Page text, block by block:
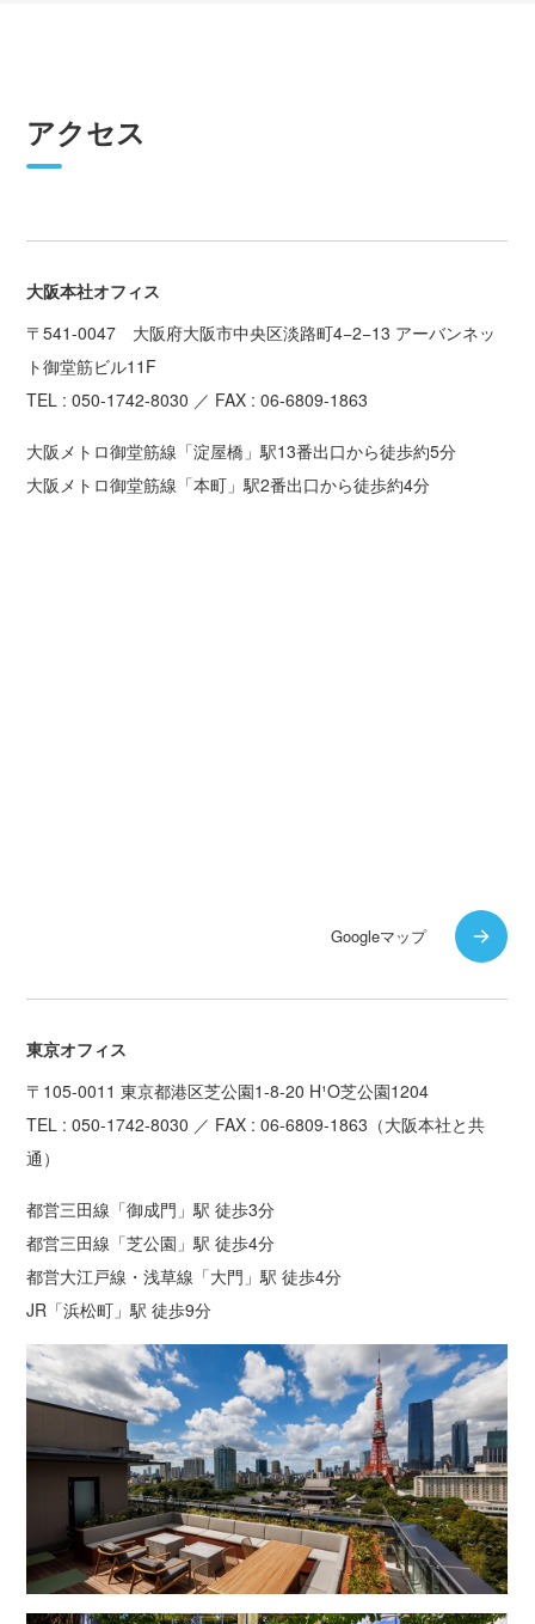
アクセス
大阪本社オフィス
〒541-0047 大阪府大阪市中央区淡路町4−2−13 アーバンネッ
ト御堂筋ビル11F
TEL : 050-1742-8030 ／ FAX : 06-6809-1863
大阪メトロ御堂筋線「淀屋橋」駅13番出口から徒歩約5分
大阪メトロ御堂筋線「本町」駅2番出口から徒歩約4分
Googleマップ
東京オフィス
〒105-0011 東京都港区芝公園1-8-20 H¹O芝公園1204
TEL : 050-1742-8030 ／ FAX : 06-6809-1863（大阪本社と共
通）
都営三田線「御成門」駅 徒歩3分
都営三田線「芝公園」駅 徒歩4分
都営大江戸線・浅草線「大門」駅 徒歩4分
JR「浜松町」駅 徒歩9分